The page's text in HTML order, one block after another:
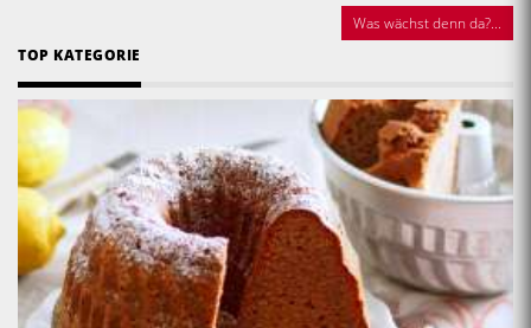
Was wächst denn da?...
TOP KATEGORIE